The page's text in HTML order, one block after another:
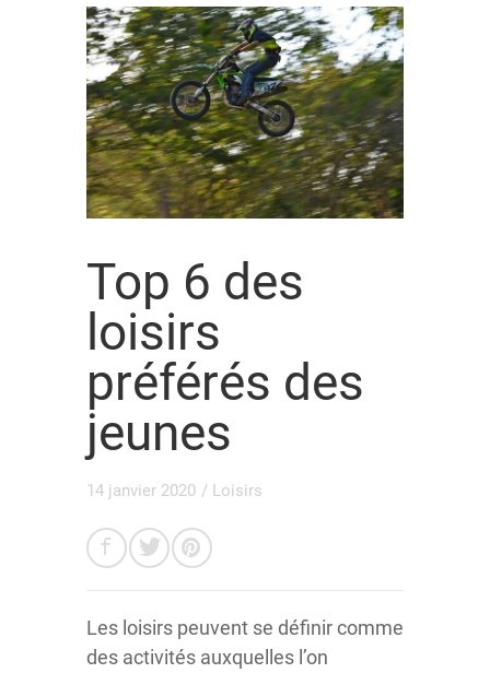
Top 6 des
loisirs
préférés des
jeunes
14 janvier 2020 / Loisirs
Les loisirs peuvent se définir comme
des activités auxquelles l’on